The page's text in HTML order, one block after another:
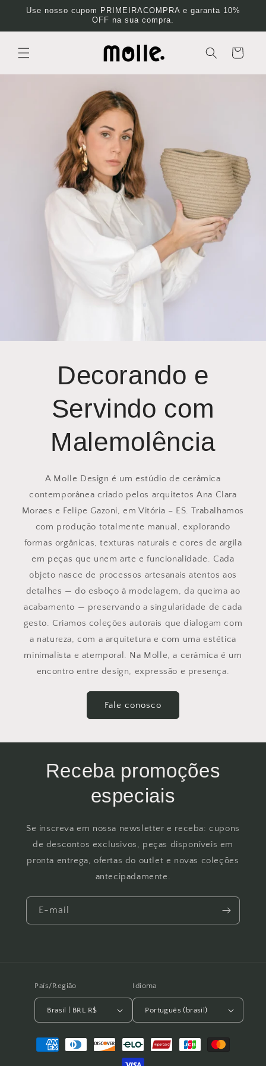
para o
Use nosso cupom PRIMEIRACOMPRA e garanta 10%
OFF na sua compra.
Carrinho
Decorando e
Servindo com
Malemolência
A Molle Design é um estúdio de cerâmica
contemporânea criado pelos arquitetos Ana Clara
Moraes e Felipe Gazoni, em Vitória – ES. Trabalhamos
com produção totalmente manual, explorando
formas orgânicas, texturas naturais e cores de argila
em peças que unem arte e funcionalidade. Cada
objeto nasce de processos artesanais atentos aos
detalhes — do esboço à modelagem, da queima ao
acabamento — preservando a singularidade de cada
gesto. Criamos coleções autorais que dialogam com
a natureza, com a arquitetura e com uma estética
minimalista e atemporal. Na Molle, a cerâmica é um
encontro entre design, expressão e presença.
Fale conosco
Receba promoções
especiais
Se inscreva em nossa newsletter e receba: cupons
de descontos exclusivos, peças disponíveis em
pronta entrega, ofertas do outlet e novas coleções
antecipadamente.
E-mail
País/Região
Brasil | BRL R$
Idioma
Português (brasil)
Formas